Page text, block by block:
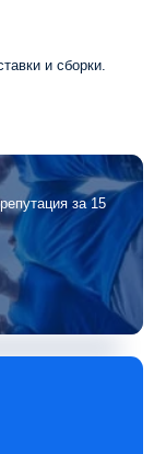
и сборки.
за 15